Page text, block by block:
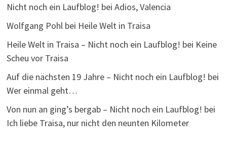
Nicht noch ein Laufblog! bei Adios, Valencia
Wolfgang Pohlbei Heile Welt in Traisa
Heile Welt in Traisa – Nicht noch ein Laufblog! bei Keine
Scheu vor Traisa
Auf die nächsten 19 Jahre – Nicht noch ein Laufblog! bei
Wer einmal geht…
Von nun an ging’s bergab – Nicht noch ein Laufblog! bei
Ich liebe Traisa, nur nicht den neunten Kilometer